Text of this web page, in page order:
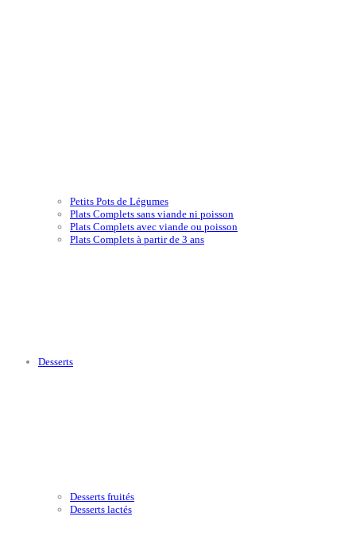
Petits Pots de Légumes
Plats Complets sans viande ni poisson
Plats Complets avec viande ou poisson
Plats Complets à partir de 3 ans
Desserts
Desserts fruités
Desserts lactés